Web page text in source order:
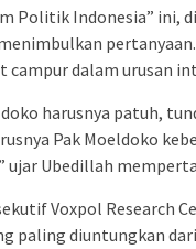
Politik Indonesia” ini,
campur dalam urusan
harusnya patuh,
Pak Moeldoko
ujar Ubedillah
Voxpol Research
paling diuntungkan